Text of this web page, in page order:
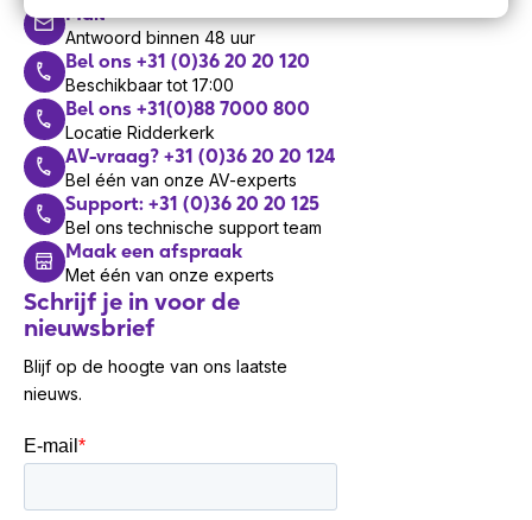
Mail
Antwoord binnen 48 uur
Bel ons +31 (0)36 20 20 120
Beschikbaar tot 17:00
Bel ons +31(0)88 7000 800
Locatie Ridderkerk
AV-vraag? +31 (0)36 20 20 124
Bel één van onze AV-experts
Support: +31 (0)36 20 20 125
Bel ons technische support team
Maak een afspraak
Met één van onze experts
Schrijf je in voor de
nieuwsbrief
Blijf op de hoogte van ons laatste
nieuws.